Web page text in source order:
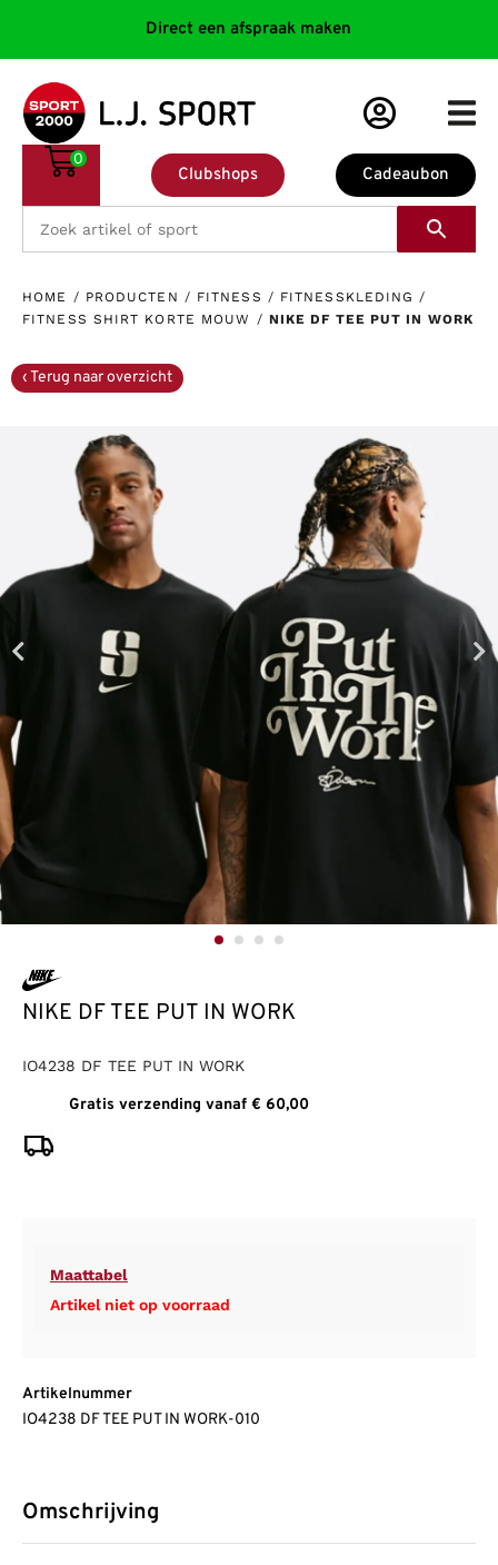
Direct een afspraak maken
Cadeaubon
Clubshops
0
HOME / PRODUCTEN / FITNESS / FITNESSKLEDING /
FITNESS SHIRT KORTE MOUW / NIKE DF TEE PUT IN WORK
NIKE DF TEE PUT IN WORK
IO4238 DF TEE PUT IN WORK
Gratis verzending vanaf € 60,00
Maattabel
Artikel niet op voorraad
Artikelnummer
IO4238 DF TEE PUT IN WORK-010
Omschrijving